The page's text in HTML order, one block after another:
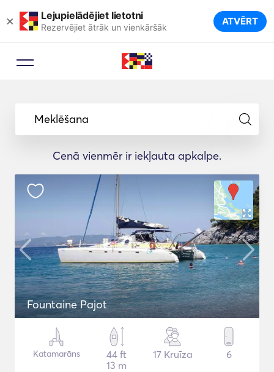
× Lejupielādējiet lietotni
Rezervējiet ātrāk un vienkāršāk ATVĒRT
Meklēšana
Cenā vienmēr ir iekļauta apkalpe.
Fountaine Pajot
Katamarāns
44 ft
13 m
17 Kruīza 6